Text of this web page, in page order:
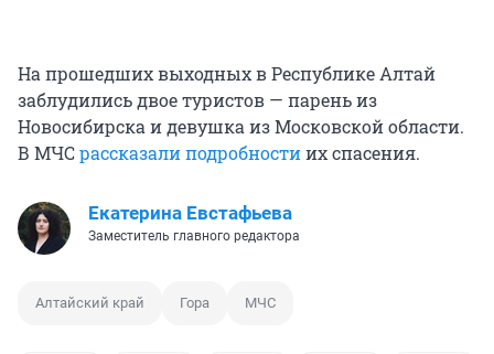
На прошедших выходных в Республике Алтай
заблудились двое туристов — парень из
Новосибирска и девушка из Московской области.
В МЧСрассказали подробностиих спасения.
Екатерина Евстафьева
Заместитель главного редактора
Алтайский край Гора МЧС